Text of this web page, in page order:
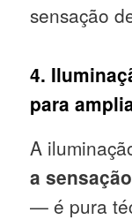
sensação
4.
para
A
a
— é pura